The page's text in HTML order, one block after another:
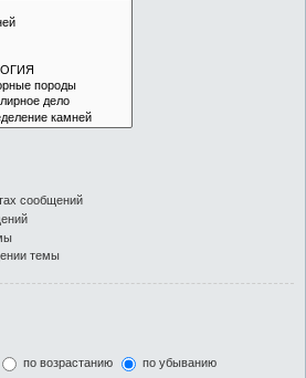
сообщений
темы
по возрастанию
по убыванию